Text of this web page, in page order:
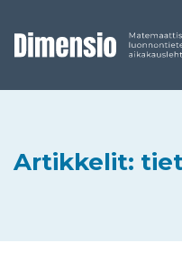
Artikkelit: